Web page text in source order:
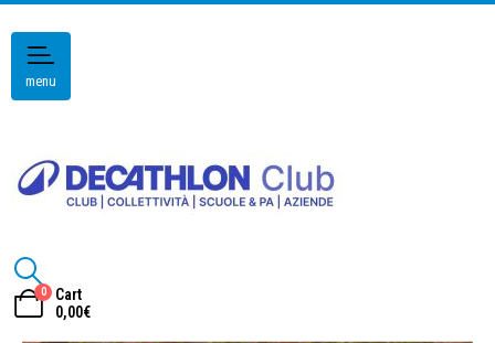
menu
0
Cart
0,00€